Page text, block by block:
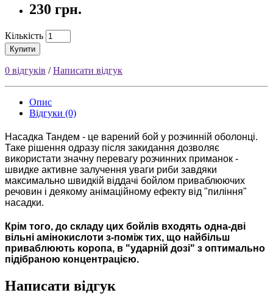
230 грн.
Кількість
Купити
0 відгуків /Написати відгук
Опис
Відгуки (0)
Насадка Тандем - це варений бой у розчинній оболонці.
Таке рішення одразу після закидання дозволяє
використати значну перевагу розчинних приманок -
швидке активне залучення уваги риби завдяки
максимально швидкій віддачі бойлом приваблюючих
речовин і деякому анімаційному ефекту від "пиління"
насадки.
Крім того, до складу цих бойлів входять одна-двi
вільні амінокислоти з-поміж тих, що найбільш
приваблюють коропа, в "ударній дозі" з оптимально
підібраною концентрацією.
Написати відгук